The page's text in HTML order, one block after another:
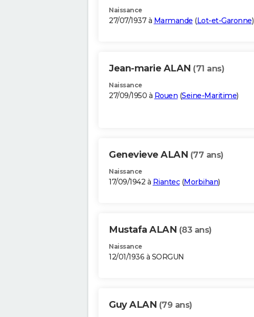
Naissance
27/07/1937 à Marmande (Lot-et-Garonne)
Jean-marie ALAN (71 ans)
Naissance
27/09/1950 à Rouen (Seine-Maritime)
Genevieve ALAN (77 ans)
Naissance
17/09/1942 à Riantec(Morbihan)
Mustafa ALAN (83 ans)
Naissance
12/01/1936 à SORGUN
Guy ALAN (79 ans)